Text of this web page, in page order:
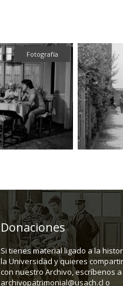
Fotografía
Donaciones
Si tienes material ligado a la
la Universidad y quieres
con nuestro Archivo, escríbenos a
archivopatrimonial@usach.cl o